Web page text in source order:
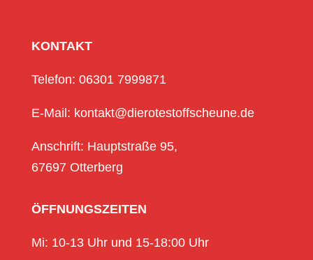
KONTAKT
Telefon: 06301 7999871
E-Mail: kontakt@dierotestoffscheune.de
Anschrift: Hauptstraße 95,
67697 Otterberg
ÖFFNUNGSZEITEN
Mi: 10-13 Uhr und 15-18:00 Uhr